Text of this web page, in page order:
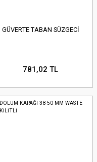
GÜVERTE TABAN SÜZGECİ
781,02 TL